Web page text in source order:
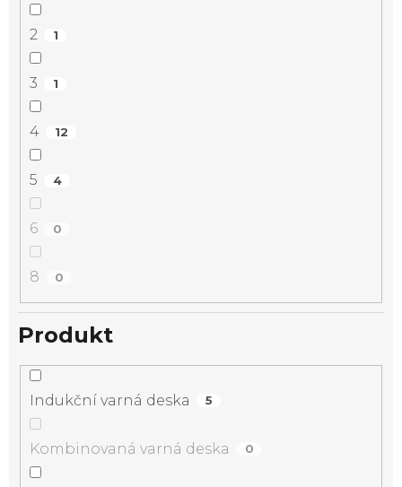
2 1
3 1
4 12
5 4
6 0
8 0
Produkt
Indukční varná deska 5
Kombinovaná varná deska 0